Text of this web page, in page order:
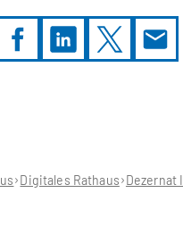
Digitales Rathaus Dezernat I